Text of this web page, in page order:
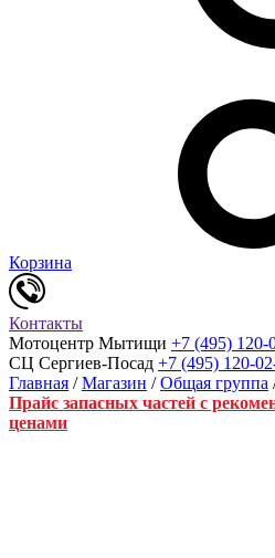
Корзина
Контакты
Мотоцентр Мытищи +7 (495) 120-
СЦ Сергиев-Посад +7 (495) 120-
Главная /Магазин /Общая группа
Прайс запасных частей с
ценами